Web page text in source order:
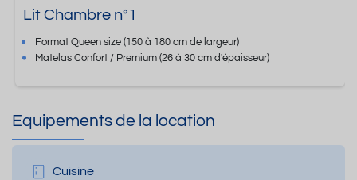
Lit Chambre n°1
FormatQueen size (150 à 180 cm de largeur)
Matelas Confort / Premium(26 à 30 cm d'épaisseur)
Equipements de la location
Cuisine